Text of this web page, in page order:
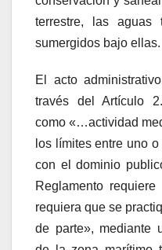
terrestre, las aguas
sumergidos bajo ellas.
El acto
través del Artículo
como «…actividad
los límites entre uno
con el dominio
Reglamento
requiera que se
de parte», mediante